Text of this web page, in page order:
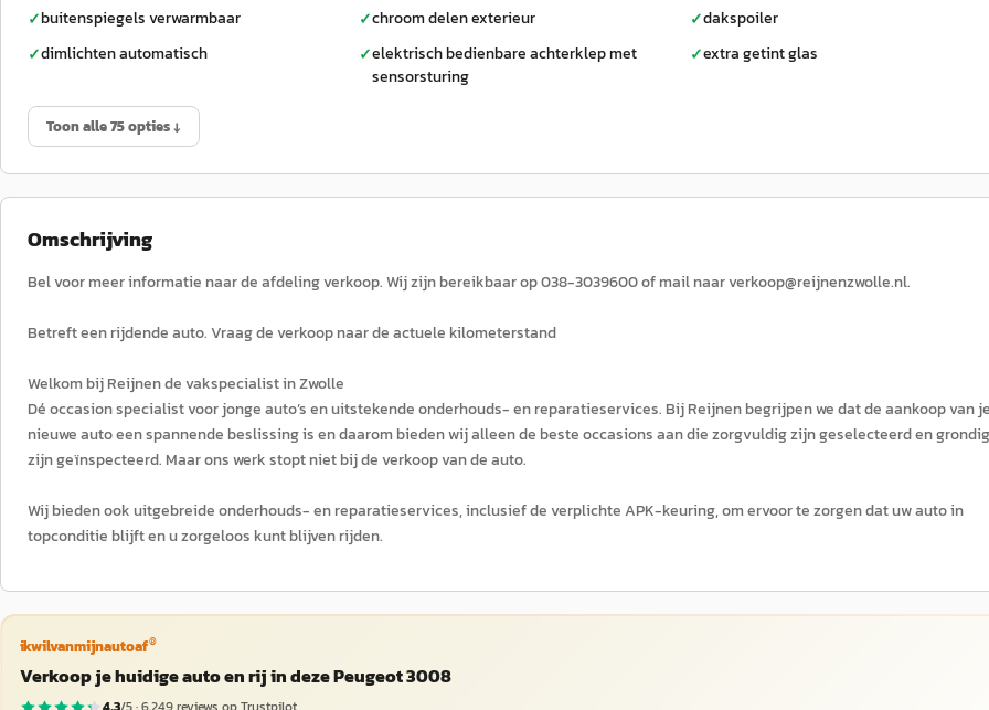
✓buitenspiegels verwarmbaar ✓chroom delen exterieur ✓dakspoiler
✓dimlichten automatisch ✓elektrisch bedienbare achterklep met
sensorsturing
✓extra getint glas
Toon alle 75 opties ↓
Omschrijving
Bel voor meer informatie naar de afdeling verkoop. Wij zijn bereikbaar op 038-3039600 of mail naar verkoop@reijnenzwolle.nl.
Betreft een rijdende auto. Vraag de verkoop naar de actuele kilometerstand
Welkom bij Reijnen de vakspecialist in Zwolle
Dé occasion specialist voor jonge auto’s en uitstekende onderhouds- en reparatieservices. Bij Reijnen begrijpen we dat de aankoop van
nieuwe auto een spannende beslissing is en daarom bieden wij alleen de beste occasions aan die zorgvuldig zijn geselecteerd en grondig
zijn geïnspecteerd. Maar ons werk stopt niet bij de verkoop van de auto.
Wij bieden ook uitgebreide onderhouds- en reparatieservices, inclusief de verplichte APK-keuring, om ervoor te zorgen dat uw auto in
topconditie blijft en u zorgeloos kunt blijven rijden.
ikwilvanmijnautoaf®
Verkoop je huidige auto en rij in deze Peugeot 3008